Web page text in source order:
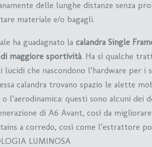
delle lunghe distanze senza
materiale e/o bagagli.
ha guadagnato la calandra Single
di maggiore sportività. Ha sì qualche
lucidi che nascondono l’hardware per i
calandra trovano spazio le alette
l’aerodinamica: questi sono alcuni dei
di A6 Avant, così da
a corredo, così come l’estrattore
LUMINOSA